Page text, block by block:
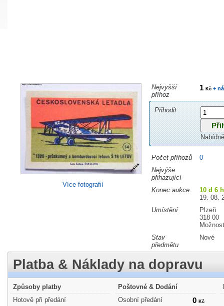
Více fotografií
Nejvyšší
příhoz
1 Kč+
Přihodit
Počet příhozů
0
Nejvýše
přihazující
Konec aukce
10 d 6
19. 08.
Umístění
Plzeň
318 00
Stav
předmětu
Nové
Platba & Náklady na dopravu
Způsoby platby
Hotově při předání
Poštovné & Dodání
Osobní předání
0 Kč